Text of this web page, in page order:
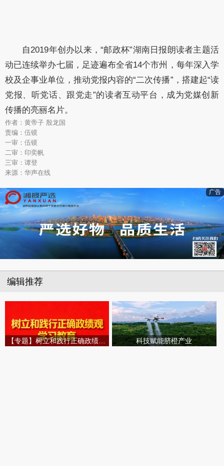
自2019年创办以来，“邮政杯”湖南日报朗读者主题活
动已连续举办七届，足迹遍布全省14个市州，每年深入学
校及企事业单位，推动党报内容的“二次传播”，搭建起“读
党报、听党话、跟党走”的读者互动平台，成为党媒创新
传播的亮丽名片。
作者：黄帝子 殷龙国
责编：伍镆
一审：伍镆
二审：印奕帆
三审：谭登
来源：华声在线
广告
编辑推荐
科技赋能脐橙产业